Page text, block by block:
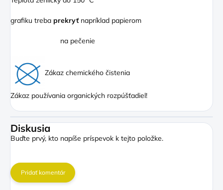
grafiku treba prekryť napríklad papierom
na pečenie
Zákaz chemického čistenia
Zákaz používania organických rozpúšťadiel!
Diskusia
Buďte prvý, kto napíše príspevok k tejto položke.
Pridať komentár